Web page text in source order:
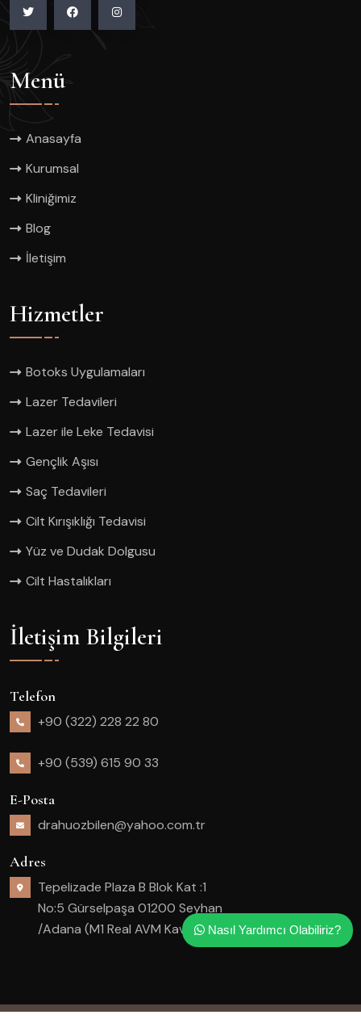
Menü
Anasayfa
Kurumsal
Kliniğimiz
Blog
İletişim
Hizmetler
Botoks Uygulamaları
Lazer Tedavileri
Lazer ile Leke Tedavisi
Gençlik Aşısı
Saç Tedavileri
Cilt Kırışıklığı Tedavisi
Yüz ve Dudak Dolgusu
Cilt Hastalıkları
İletişim Bilgileri
Telefon
+90 (322) 228 22 80
+90 (539) 615 90 33
E-Posta
drahuozbilen@yahoo.com.tr
Adres
Tepelizade Plaza B Blok Kat :1
No:5 Gürselpaşa 01200 Seyhan
/Adana (M1 Real AVM Kavşağı)Nasıl Yardımcı Olabiliriz?